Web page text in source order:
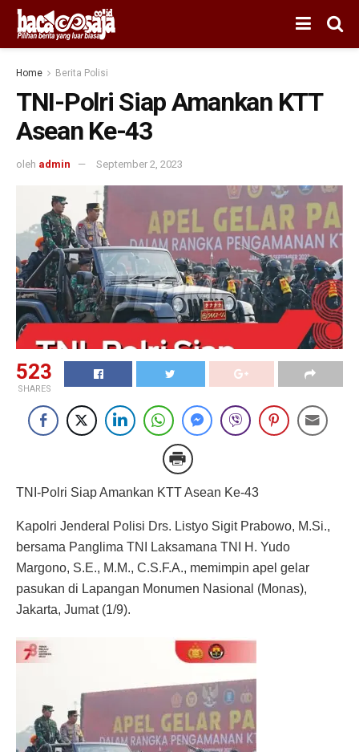
Home Berita Polisi
TNI-Polri Siap Amankan KTT
Asean Ke-43
oleh admin September 2, 2023
523
SHARES
TNI-Polri Siap Amankan KTT Asean Ke-43
Kapolri Jenderal Polisi Drs. Listyo Sigit Prabowo, M.Si.,
bersama Panglima TNI Laksamana TNI H. Yudo
Margono, S.E., M.M., C.S.F.A., memimpin apel gelar
pasukan di Lapangan Monumen Nasional (Monas),
Jakarta, Jumat (1/9).